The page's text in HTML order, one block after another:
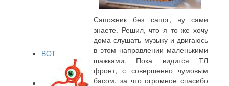
BOT
Сапожник без сапог, ну сами
знаете. Решил, что я то же хочу
дома слушать музыку и двигаюсь
в этом направлении маленькими
шажками. Пока видится ТЛ
фронт, с совершенно чумовым
басом, за что огромное спасибо